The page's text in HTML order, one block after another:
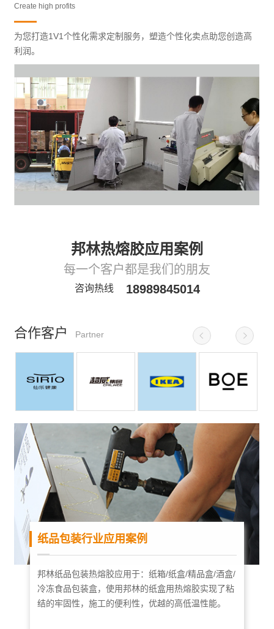
Create high profits
为您打造1V1个性化需求定制服务，塑造个性化卖点助您创造高
利润。
邦林热熔胶应用案例
每一个客户都是我们的朋友
咨询热线 18989845014
合作客户 Partner
纸品包装行业应用案例
邦林纸品包装热熔胶应用于：纸箱/纸盒/精品盒/酒盒/
冷冻食品包装盒，使用邦林的纸盒用热熔胶实现了粘
结的牢固性，施工的便利性，优越的高低温性能。